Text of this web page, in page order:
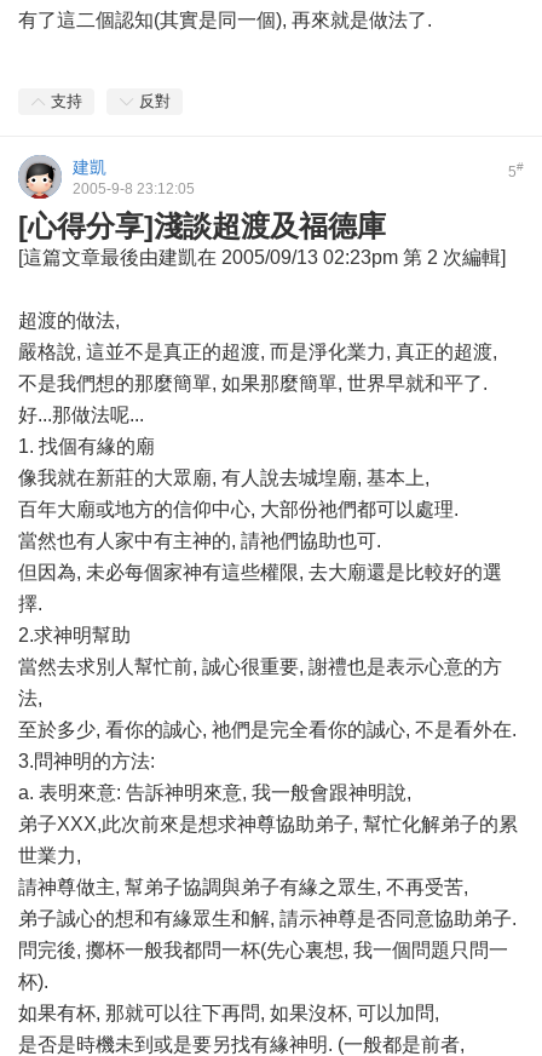
有了這二個認知(其實是同一個), 再來就是做法了.
支持 反對
5#
建凱
2005-9-8 23:12:05
[心得分享]淺談超渡及福德庫
[這篇文章最後由建凱在 2005/09/13 02:23pm 第 2 次編輯]
超渡的做法,
嚴格說, 這並不是真正的超渡, 而是淨化業力, 真正的超渡,
不是我們想的那麼簡單, 如果那麼簡單, 世界早就和平了.
好...那做法呢...
1. 找個有緣的廟
像我就在新莊的大眾廟, 有人說去城堭廟, 基本上,
百年大廟或地方的信仰中心, 大部份祂們都可以處理.
當然也有人家中有主神的, 請祂們協助也可.
但因為, 未必每個家神有這些權限, 去大廟還是比較好的選
擇.
2.求神明幫助
當然去求別人幫忙前, 誠心很重要, 謝禮也是表示心意的方
法,
至於多少, 看你的誠心, 祂們是完全看你的誠心, 不是看外在.
3.問神明的方法:
a. 表明來意: 告訴神明來意, 我一般會跟神明說,
弟子XXX,此次前來是想求神尊協助弟子, 幫忙化解弟子的累
世業力,
請神尊做主, 幫弟子協調與弟子有緣之眾生, 不再受苦,
弟子誠心的想和有緣眾生和解, 請示神尊是否同意協助弟子.
問完後, 擲杯一般我都問一杯(先心裏想, 我一個問題只問一
杯).
如果有杯, 那就可以往下再問, 如果沒杯, 可以加問,
是否是時機未到或是要另找有緣神明. (一般都是前者,